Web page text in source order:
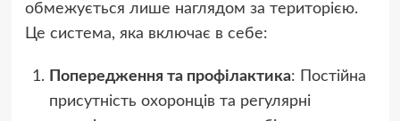
обмежується лише наглядом за територією.
Це система, яка включає в себе:
Попередження та профілактика: Постійна
присутність охоронців та регулярні